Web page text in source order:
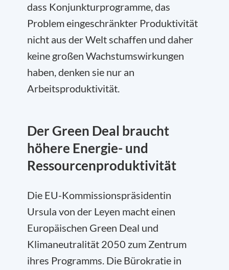
dass Konjunkturprogramme, das
Problem eingeschränkter Produktivität
nicht aus der Welt schaffen und daher
keine großen Wachstumswirkungen
haben, denken sie nur an
Arbeitsproduktivität.
Der Green Deal braucht
höhere Energie- und
Ressourcenproduktivität
Die EU-Kommissionspräsidentin
Ursula von der Leyen macht einen
Europäischen Green Deal und
Klimaneutralität 2050 zum Zentrum
ihres Programms. Die Bürokratie in